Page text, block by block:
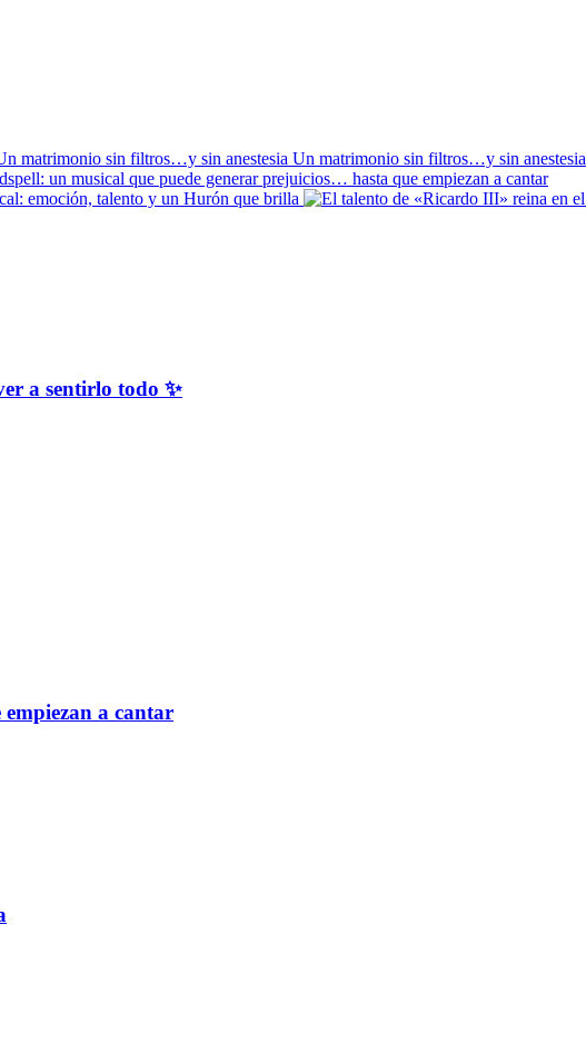
Un matrimonio sin filtros…y sin anestesia
un musical que puede generar prejuicios… hasta que empiezan a cantar
emoción, talento y un Hurón que brilla
a sentirlo todo ✨
a cantar